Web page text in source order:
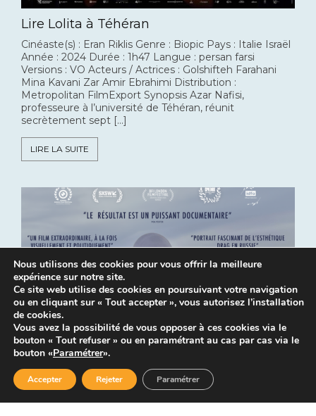
Lire Lolita à Téhéran
Cinéaste(s) : Eran Riklis Genre : Biopic Pays : Italie Israël
Année : 2024 Durée : 1h47 Langue : persan farsi
Versions : VO Acteurs / Actrices : Golshifteh Farahani
Mina Kavani Zar Amir Ebrahimi Distribution :
Metropolitan FilmExport Synopsis Azar Nafisi,
professeure à l’université de Téhéran, réunit
secrètement sept […]
LIRE LA SUITE
Nous utilisons des cookies pour vous offrir la meilleure
expérience sur notre site.
Ce site web utilise des cookies en poursuivant votre navigation
ou en cliquant sur « Tout accepter », vous autorisez l’installation
de cookies.
Vous avez la possibilité de vous opposer à ces cookies via le
bouton « Tout refuser » ou en paramétrant au cas par cas via le
bouton «Paramétrer».
Accepter Rejeter Paramétrer